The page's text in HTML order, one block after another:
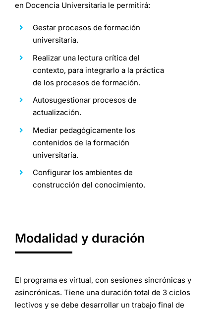
en Docencia Universitaria le permitirá:
Gestar procesos de formación
universitaria.
Realizar una lectura crítica del
contexto, para integrarlo a la práctica
de los procesos de formación.
Autosugestionar procesos de
actualización.
Mediar pedagógicamente los
contenidos de la formación
universitaria.
Configurar los ambientes de
construcción del conocimiento.
Modalidad y duración
El programa es virtual, con sesiones sincrónicas y
asincrónicas. Tiene una duración total de 3 ciclos
lectivos y se debe desarrollar un trabajo final de